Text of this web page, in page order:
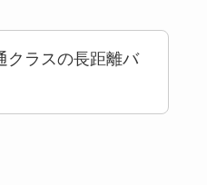
クラスの長距離バ